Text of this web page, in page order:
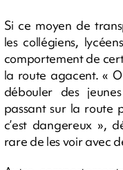
Si ce moyen de
les collégiens,
comportement de
la route agacent. «
débouler des
passant sur la route
c’est dangereux »,
rare de les voir avec